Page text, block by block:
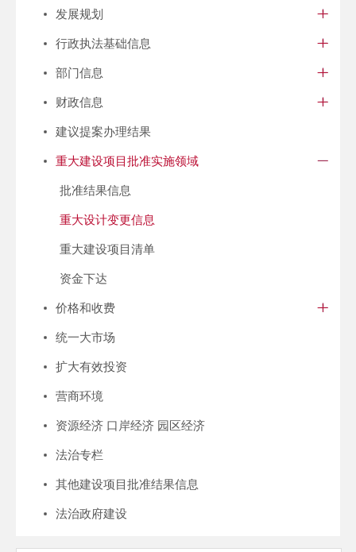
发展规划
行政执法基础信息
部门信息
财政信息
建议提案办理结果
重大建设项目批准实施领域
批准结果信息
重大设计变更信息
重大建设项目清单
资金下达
价格和收费
统一大市场
扩大有效投资
营商环境
资源经济 口岸经济 园区经济
法治专栏
其他建设项目批准结果信息
法治政府建设